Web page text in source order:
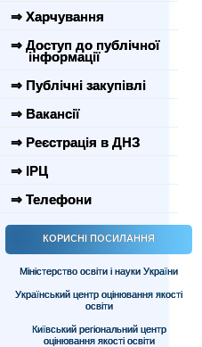
⇒ Харчування
⇒ Доступ до публічної
інформації
⇒ Публічні закупівлі
⇒ Вакансії
⇒ Реєстрація в ДНЗ
⇒ ІРЦ
⇒ Телефони
КОРИСНІ ПОСИЛАННЯ
Міністерство освіти і науки України
Український центр оцінювання якості
освіти
Київський регіональний центр
оцінювання якості освіти